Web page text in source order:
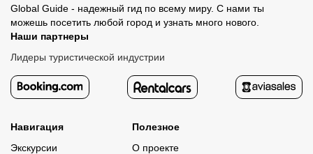
Global Guide - надежный гид по всему миру. С нами ты
можешь посетить любой город и узнать много нового.
Наши партнеры
Лидеры туристической индустрии
Навигация
Экскурсии
Полезное
О проекте